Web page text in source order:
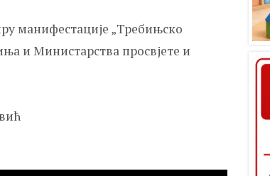
манифестације „Требињско
и Министарства просвјете и